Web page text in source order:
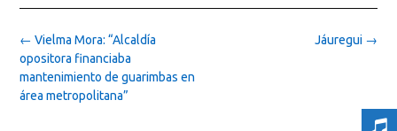
Post
navigation
Jáuregui →
← Vielma Mora: “Alcaldía
opositora financiaba
mantenimiento de guarimbas en
área metropolitana”